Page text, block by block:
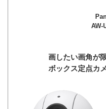
AW-
画したい画角が
ボックス定点カ